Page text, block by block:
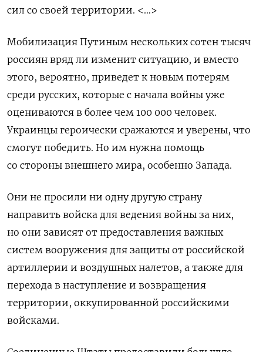
сил со своей территории. <…>
Мобилизация Путиным нескольких сотен тысяч
россиян вряд ли изменит ситуацию, и вместо
этого, вероятно, приведет к новым потерям
среди русских, которые с начала войны уже
оцениваются в более чем 100 000 человек.
Украинцы героически сражаются и уверены, что
смогут победить. Но им нужна помощь
со стороны внешнего мира, особенно Запада.
Они не просили ни одну другую страну
направить войска для ведения войны за них,
но они зависят от предоставления важных
систем вооружения для защиты от российской
артиллерии и воздушных налетов, а также для
перехода в наступление и возвращения
территории, оккупированной российскими
войсками.